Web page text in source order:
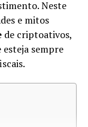
é
Federal, você
recebida é
deu. Se sim,
Neste
e mitos
de criptoativos,
esteja sempre